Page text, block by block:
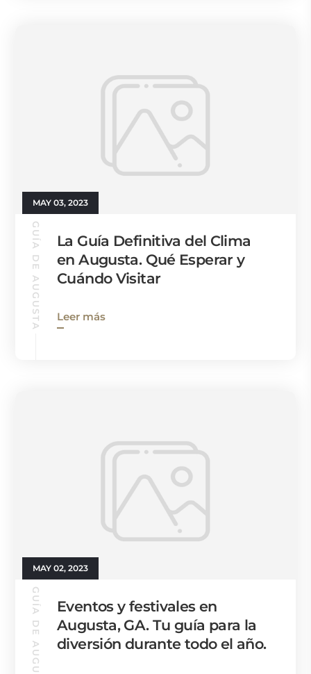
MAY 03, 2023
GUÍA DE AUGUSTA
La Guía Definitiva del Clima
en Augusta. Qué Esperar y
Cuándo Visitar
Leer más
MAY 02, 2023
GUÍA DE AUGUSTA
Eventos y festivales en
Augusta, GA. Tu guía para la
diversión durante todo el año.